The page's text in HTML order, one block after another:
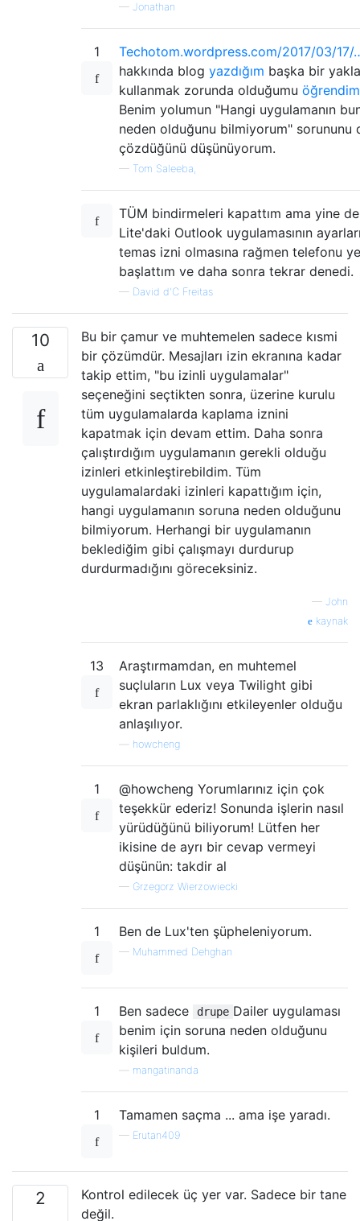
— Jonathan
1
Techotom.wordpress.com/2017/03/17/
hakkında blog yazdığım başka bir
kullanmak zorunda olduğumu öğrendim
Benim yolumun "Hangi uygulamanın
neden olduğunu bilmiyorum" sorununu
çözdüğünü düşünüyorum.
— Tom Saleeba,
TÜM bindirmeleri kapattım ama yine
Lite'daki Outlook uygulamasının
temas izni olmasına rağmen telefonu
başlattım ve daha sonra tekrar denedi.
— David d'C Freitas
10
Bu bir çamur ve muhtemelen sadece kısmi
bir çözümdür. Mesajları izin ekranına kadar
takip ettim, "bu izinli uygulamalar"
seçeneğini seçtikten sonra, üzerine kurulu
tüm uygulamalarda kaplama iznini
kapatmak için devam ettim. Daha sonra
çalıştırdığım uygulamanın gerekli olduğu
izinleri etkinleştirebildim. Tüm
uygulamalardaki izinleri kapattığım için,
hangi uygulamanın soruna neden olduğunu
bilmiyorum. Herhangi bir uygulamanın
beklediğim gibi çalışmayı durdurup
durdurmadığını göreceksiniz.
— John
kaynak
13
Araştırmamdan, en muhtemel
suçluların Lux veya Twilight gibi
ekran parlaklığını etkileyenler olduğu
anlaşılıyor.
howcheng
1
@howcheng Yorumlarınız için çok
teşekkür ederiz! Sonunda işlerin nasıl
yürüdüğünü biliyorum! Lütfen her
ikisine de ayrı bir cevap vermeyi
düşünün: takdir al
— Grzegorz Wierzowiecki
1 Ben de Lux'ten şüpheleniyorum.
— Muhammed Dehghan
1 Ben sadece drupe Dailer uygulaması
benim için soruna neden olduğunu
kişileri buldum.
mangatinanda
1 Tamamen saçma ... ama işe yaradı.
— Erutan409
2
Kontrol edilecek üç yer var. Sadece bir tane
değil.